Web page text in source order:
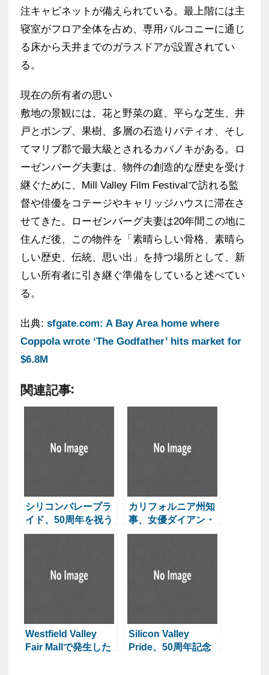
注キャビネットが備えられている。最上階には主
寝室がフロア全体を占め、専用バルコニーに通じ
る床から天井までのガラスドアが設置されてい
る。
現在の所有者の思い
敷地の景観には、花と野菜の庭、平らな芝生、井
戸とポンプ、果樹、多層の石造りパティオ、そし
てマリブ郡で最大級とされるカバノキがある。ロ
ーゼンバーグ夫妻は、物件の創造的な歴史を受け
継ぐために、Mill Valley Film Festivalで訪れる監
督や俳優をコテージやキャリッジハウスに滞在さ
せてきた。ローゼンバーグ夫妻は20年間この地に
住んだ後、この物件を「素晴らしい骨格、素晴ら
しい歴史、伝統、思い出」を持つ場所として、新
しい所有者に引き継ぐ準備をしていると述べてい
る。
出典: sfgate.com: A Bay Area home where
Coppola wrote ‘The Godfather’ hits market for
$6.8M
関連記事:
シリコンバレープラ
イド、50周年を祝う
カリフォルニア州知
事、女優ダイアン・
キートンの死を悼む
Westfield Valley
Fair Mallで発生した
Silicon Valley
Pride、50周年記念